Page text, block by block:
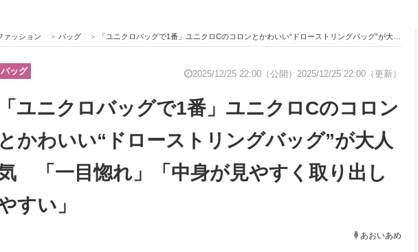
ヒント 経営リーダ
製造業のIT
エネルギー
ァッション > バッグ > 「ユニクロバッグで1番」ユニクロCのコロンとかわいい“ドローストリングバッグ”が大人気 「一目惚れ」「中身が見やすく取り出しやすい」
バッグ 2025/12/25 22:00（公開） 2025/12/25 22:00（更新）
「ユニクロバッグで1番」ユニクロCのコロン
とかわいい“ドローストリングバッグ”が大人
「一目惚れ」「中身が見やすく取り出し
すい」
あおいあめ